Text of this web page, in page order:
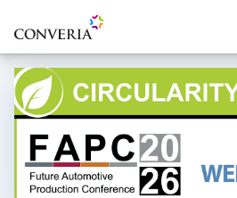
Zur Startseite